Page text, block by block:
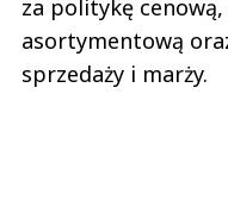
za politykę
asortymentową
sprzedaży i marży.